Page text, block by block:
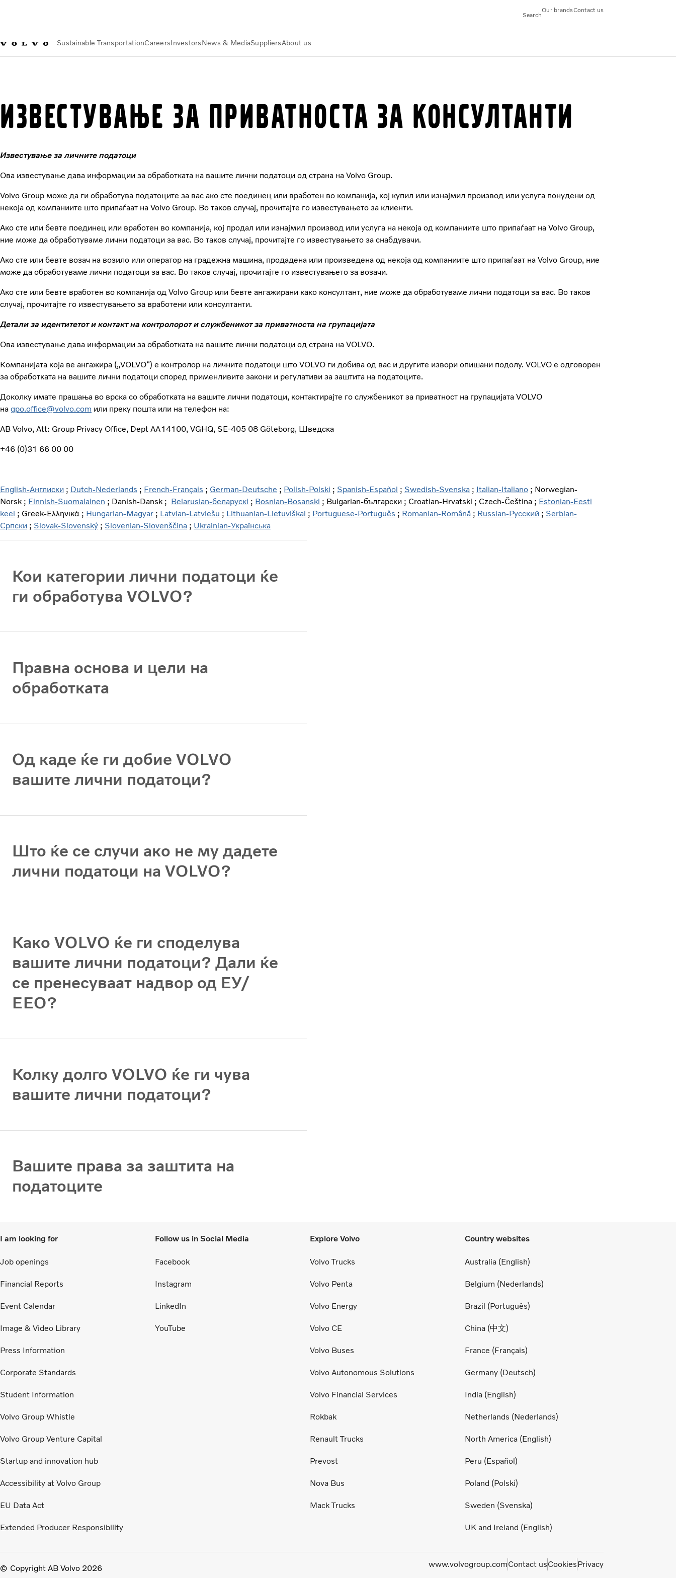
Search
Our brandsContact us
Sustainable TransportationCareersInvestorsNews & MediaSuppliersAbout us
ИЗВЕСТУВАЊЕ ЗА ПРИВАТНОСТА ЗА КОНСУЛТАНТИ
Известување за личните податоци
Ова известување дава информации за обработката на вашите лични податоци од страна на Volvo Group.
Volvo Group може да ги обработува податоците за вас ако сте поединец или вработен во компанија, кој купил или изнајмил производ или услуга понудени од
некоја од компаниите што припаѓаат на Volvo Group. Во таков случај, прочитајте го известувањето за клиенти.
Ако сте или бевте поединец или вработен во компанија, кој продал или изнајмил производ или услуга на некоја од компаниите што припаѓаат на Volvo Group,
ние може да обработуваме лични податоци за вас. Во таков случај, прочитајте го известувањето за снабдувачи.
Ако сте или бевте возач на возило или оператор на градежна машина, продадена или произведена од некоја од компаниите што припаѓаат на Volvo Group, ние
може да обработуваме лични податоци за вас. Во таков случај, прочитајте го известувањето за возачи.
Ако сте или бевте вработен во компанија од Volvo Group или бевте ангажирани како консултант, ние може да обработуваме лични податоци за вас. Во таков
случај, прочитајте го известувањето за вработени или консултанти.
Детали за идентитетот и контакт на контролорот и службеникот за приватноста на групацијата
Ова известување дава информации за обработката на вашите лични податоци од страна на VOLVO.
Компанијата која ве ангажира („VOLVO“) е контролор на личните податоци што VOLVO ги добива од вас и другите извори опишани подолу. VOLVO е одговорен
за обработката на вашите лични податоци според применливите закони и регулативи за заштита на податоците.
Доколку имате прашања во врска со обработката на вашите лични податоци, контактирајте го службеникот за приватност на групацијата VOLVO
на gpo.office@volvo.com или преку пошта или на телефон на:
AB Volvo, Att: Group Privacy Office, Dept AA14100, VGHQ, SE-405 08 Göteborg, Шведска
+46 (0)31 66 00 00
English-Англиски ; Dutch-Nederlands ; French-Français ; German-Deutsche ; Polish-Polski ; Spanish-Español ; Swedish-Svenska ; Italian-Italiano ; Norwegian-
Norsk ; Finnish-Suomalainen ; Danish-Dansk ; Belarusian-беларускі ; Bosnian-Bosanski ; Bulgarian-български ; Croatian-Hrvatski ; Czech-Čeština ; Estonian-Eesti
keel ; Greek-Ελληνικά ; Hungarian-Magyar ; Latvian-Latviešu ; Lithuanian-Lietuviškai ; Portuguese-Português ; Romanian-Română ; Russian-Pусский ; Serbian-
Српски ; Slovak-Slovenský ; Slovenian-Slovenščina ; Ukrainian-Українська
Кои категории лични податоци ќе
ги обработува VOLVO?
Правна основа и цели на
обработката
Од каде ќе ги добие VOLVO
вашите лични податоци?
Што ќе се случи ако не му дадете
лични податоци на VOLVO?
Како VOLVO ќе ги споделува
вашите лични податоци? Дали ќе
се пренесуваат надвор од ЕУ/
ЕЕО?
Колку долго VOLVO ќе ги чува
вашите лични податоци?
Вашите права за заштита на
податоците
I am looking for
Job openings
Financial Reports
Event Calendar
Image & Video Library
Press Information
Corporate Standards
Student Information
Volvo Group Whistle
Volvo Group Venture Capital
Startup and innovation hub
Accessibility at Volvo Group
EU Data Act
Extended Producer Responsibility
Follow us in Social Media
Facebook
Instagram
LinkedIn
YouTube
Explore Volvo
Volvo Trucks
Volvo Penta
Volvo Energy
Volvo CE
Volvo Buses
Volvo Autonomous Solutions
Volvo Financial Services
Rokbak
Renault Trucks
Prevost
Nova Bus
Mack Trucks
Country websites
Australia (English)
Belgium (Nederlands)
Brazil (Português)
China (中文)
France (Français)
Germany (Deutsch)
India (English)
Netherlands (Nederlands)
North America (English)
Peru (Español)
Poland (Polski)
Sweden (Svenska)
UK and Ireland (English)
Copyright AB Volvo 2026 www.volvogroup.comContact usCookiesPrivacy